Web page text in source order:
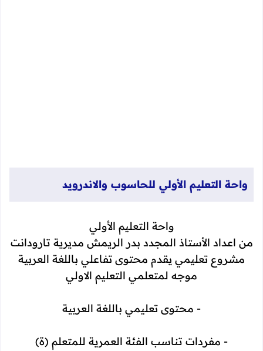
واحة التعليم الأولي للحاسوب والاندرويد
واحة التعليم الأولي
من اعداد الأستاذ المجدد بدر الريمش مديرية تارودانت
مشروع تعليمي يقدم محتوى تفاعلي باللغة العربية
موجه لمتعلمي التعليم الاولي
- محتوى تعليمي باللغة العربية
- مفردات تناسب الفئة العمرية للمتعلم (ة)